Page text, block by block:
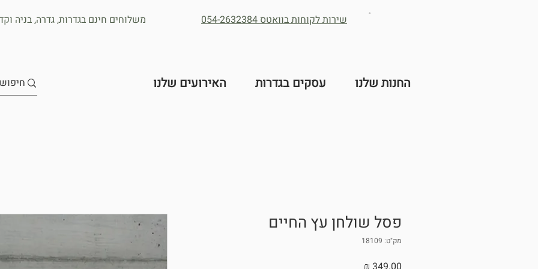
משלוחים חינם בגדרות, גדרה, בניה שירות לקוחות בוואטס 054-2632384
החנות שלנו עסקים בגדרות האירועים שלנו
פסל שולחן עץ החיים
מק"ט: 18109